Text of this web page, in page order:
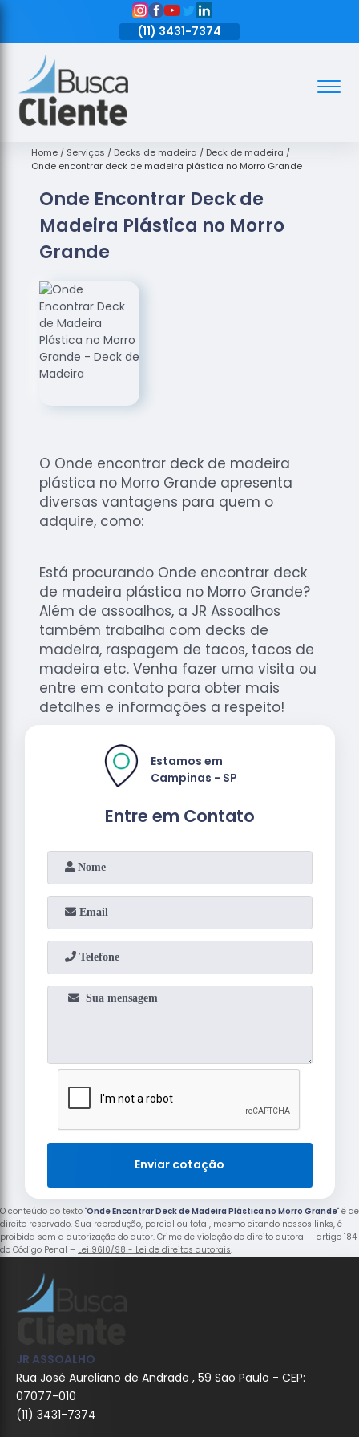
(11) 3431-7374
Assoalhos
de Madeira
Madeira
Empresas
Assoalhos
Loja de
Assoalhos
Raspagem
de
Assoalhos
Raspagem
de Tacos
de
Madeiras
Raspagens
Tacos de
Madeiras
Home Serviços Decks de madeira
Deck de madeira
Onde encontrar deck de madeira plástica no Morro Grande
Onde Encontrar Deck de
Madeira Plástica no Morro
Grande
O Onde encontrar deck de madeira
plástica no Morro Grande apresenta
diversas vantagens para quem o
adquire, como:
Está procurando Onde encontrar deck
de madeira plástica no Morro Grande?
Além de assoalhos, a JR Assoalhos
também trabalha com decks de
madeira, raspagem de tacos, tacos de
madeira etc. Venha fazer uma visita ou
entre em contato para obter mais
detalhes e informações a respeito!
Entre em Contato
Estamos em
Campinas - SP
Enviar cotação
O conteúdo do texto "Onde Encontrar Deck de Madeira Plástica no Morro Grande" é de
direito reservado. Sua reprodução, parcial ou total, mesmo citando nossos links, é
proibida sem a autorização do autor. Crime de violação de direito autoral – artigo 184
do Código Penal – Lei 9610/98 - Lei de direitos autorais.
JR ASSOALHO
Rua José Aureliano de Andrade , 59 São Paulo - CEP:
07077-010
(11) 3431-7374